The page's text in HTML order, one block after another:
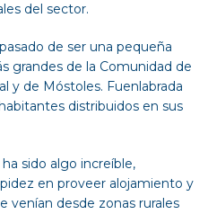
del sector.
de ser una pequeña
grandes de la Comunidad de
y de Móstoles. Fuenlabrada
distribuidos en sus
sido algo increíble,
en proveer alojamiento y
venían desde zonas rurales